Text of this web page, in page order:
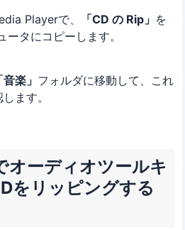
Playerで、 「CD の Rip」 を
タにコピーします。
音楽」 フォルダに移動して、これ
ます。
ーディオツールキ
をリッピングする